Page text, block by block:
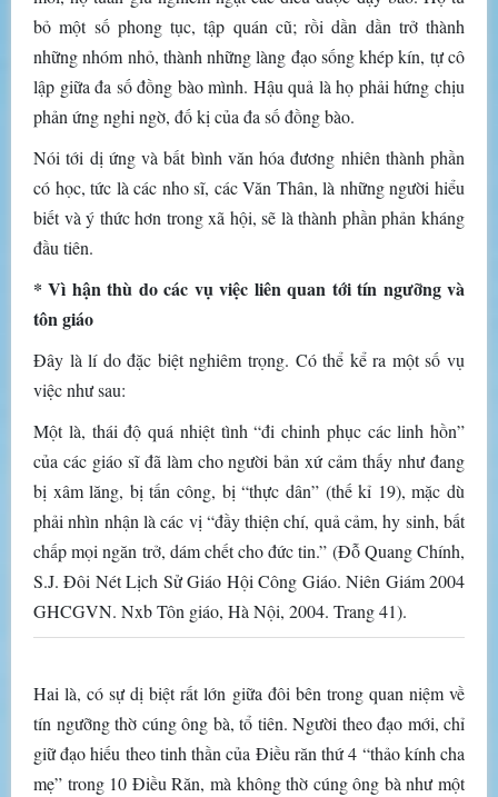
bỏ một số phong tục, tập quán cũ; rồi dần dần trở thành
những nhóm nhỏ, thành những làng đạo sống khép kín, tự cô
lập giữa đa số đồng bào mình. Hậu quả là họ phải hứng chịu
phản ứng nghi ngờ, đố kị của đa số đồng bào.
Nói tới dị ứng và bất bình văn hóa đương nhiên thành phần
có học, tức là các nho sĩ, các Văn Thân, là những người hiểu
biết và ý thức hơn trong xã hội, sẽ là thành phần phản kháng
đầu tiên.
* Vì hận thù do các vụ việc liên quan tới tín ngưỡng và
tôn giáo
Đây là lí do đặc biệt nghiêm trọng. Có thể kể ra một số vụ
việc như sau:
Một là, thái độ quá nhiệt tình “đi chinh phục các linh hồn”
của các giáo sĩ đã làm cho người bản xứ cảm thấy như đang
bị xâm lăng, bị tấn công, bị “thực dân” (thế kỉ 19), mặc dù
phải nhìn nhận là các vị “đầy thiện chí, quả cảm, hy sinh, bất
chấp mọi ngăn trở, dám chết cho đức tin.” (Đỗ Quang Chính,
S.J. Đôi Nét Lịch Sử Giáo Hội Công Giáo. Niên Giám 2004
GHCGVN. Nxb Tôn giáo, Hà Nội, 2004. Trang 41).
Hai là, có sự dị biệt rất lớn giữa đôi bên trong quan niệm về
tín ngưỡng thờ cúng ông bà, tổ tiên. Người theo đạo mới, chỉ
giữ đạo hiếu theo tinh thần của Điều răn thứ 4 “thảo kính cha
mẹ” trong 10 Điều Răn, mà không thờ cúng ông bà như một